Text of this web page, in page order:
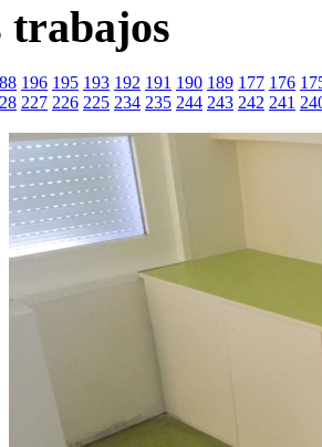
trabajos
196 195 193 192 191 190 189 177 176
227 226 225 234 235 244 243 242 241